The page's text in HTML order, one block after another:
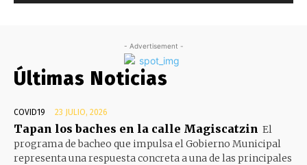
- Advertisement -
Últimas Noticias
COVID19 23 JULIO, 2026
Tapan los baches en la calle Magiscatzin El
programa de bacheo que impulsa el Gobierno Municipal
representa una respuesta concreta a una de las principales